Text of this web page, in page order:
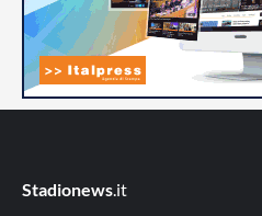
Stadionews .it